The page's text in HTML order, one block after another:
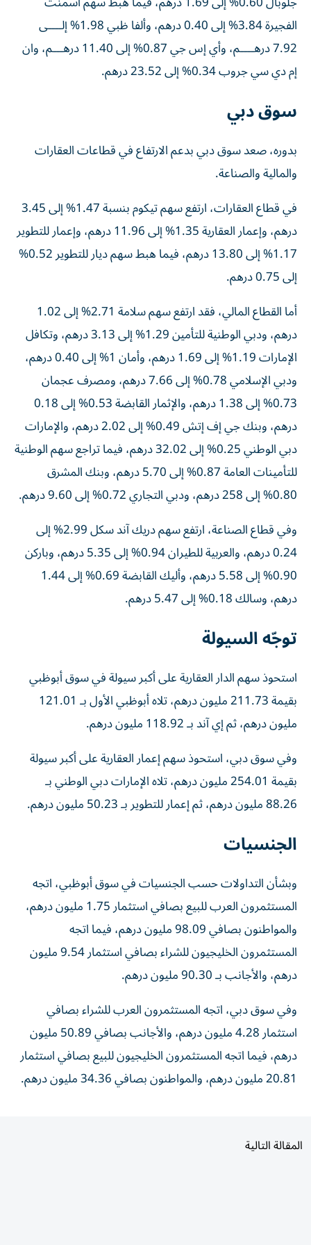
الفجيرة 3.84% إلى 0.40 درهم، وألفا ظبي 1.98% إلــــى
7.92 درهــــم، وأي إس جي 0.87% إلى 11.40 درهـــم، وان
إم دي سي جروب 0.34% إلى 23.52 درهم.
سوق دبي
بدوره، صعد سوق دبي بدعم الارتفاع في قطاعات العقارات
والمالية والصناعة.
في قطاع العقارات، ارتفع سهم تيكوم بنسبة 1.47% إلى 3.45
درهم، وإعمار العقارية 1.35% إلى 11.96 درهم، وإعمار للتطوير
1.17% إلى 13.80 درهم، فيما هبط سهم ديار للتطوير 0.52%
إلى 0.75 درهم.
أما القطاع المالي، فقد ارتفع سهم سلامة 2.71% إلى 1.02
درهم، ودبي الوطنية للتأمين 1.29% إلى 3.13 درهم، وتكافل
الإمارات 1.19% إلى 1.69 درهم، وأمان 1% إلى 0.40 درهم،
ودبي الإسلامي 0.78% إلى 7.66 درهم، ومصرف عجمان
0.73% إلى 1.38 درهم، والإثمار القابضة 0.53% إلى 0.18
درهم، وبنك جي إف إتش 0.49% إلى 2.02 درهم، والإمارات
دبي الوطني 0.25% إلى 32.02 درهم، فيما تراجع سهم الوطنية
للتأمينات العامة 0.87% إلى 5.70 درهم، وبنك المشرق
0.80% إلى 258 درهم، ودبي التجاري 0.72% إلى 9.60 درهم.
وفي قطاع الصناعة، ارتفع سهم دريك آند سكل 2.99% إلى
0.24 درهم، والعربية للطيران 0.94% إلى 5.35 درهم، وباركن
0.90% إلى 5.58 درهم، وأليك القابضة 0.69% إلى 1.44
درهم، وسالك 0.18% إلى 5.47 درهم.
توجّه السيولة
استحوذ سهم الدار العقارية على أكبر سيولة في سوق أبوظبي
بقيمة 211.73 مليون درهم، تلاه أبوظبي الأول بـ 121.01
مليون درهم، ثم إي آند بـ 118.92 مليون درهم.
وفي سوق دبي، استحوذ سهم إعمار العقارية على أكبر سيولة
بقيمة 254.01 مليون درهم، تلاه الإمارات دبي الوطني بـ
88.26 مليون درهم، ثم إعمار للتطوير بـ 50.23 مليون درهم.
الجنسيات
وبشأن التداولات حسب الجنسيات في سوق أبوظبي، اتجه
المستثمرون العرب للبيع بصافي استثمار 1.75 مليون درهم،
والمواطنون بصافي 98.09 مليون درهم، فيما اتجه
المستثمرون الخليجيون للشراء بصافي استثمار 9.54 مليون
درهم، والأجانب بـ 90.30 مليون درهم.
وفي سوق دبي، اتجه المستثمرون العرب للشراء بصافي
استثمار 4.28 مليون درهم، والأجانب بصافي 50.89 مليون
درهم، فيما اتجه المستثمرون الخليجيون للبيع بصافي استثمار
20.81 مليون درهم، والمواطنون بصافي 34.36 مليون درهم.
المقالة التالية